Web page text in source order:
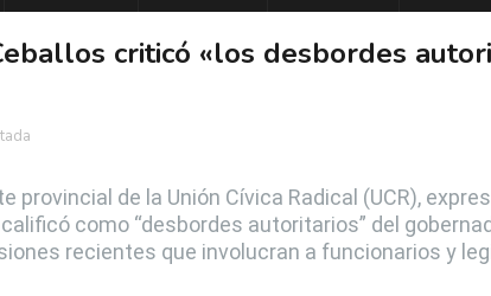
criticó «los desbordes
provincial de la Unión Cívica Radical (UCR),
como “desbordes autoritarios” del
recientes que involucran a funcionarios y